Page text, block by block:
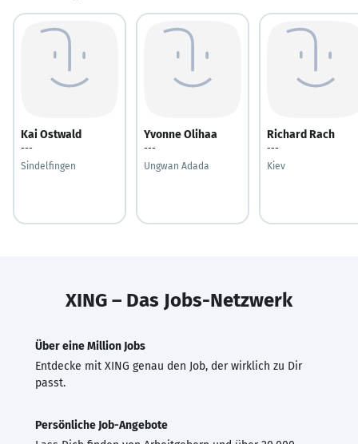
Kai Ostwald
---
Sindelfingen
Yvonne Olihaa
---
Ungwan Adada
Richard Rach
---
Kiev
XING – Das Jobs-Netzwerk
Über eine Million Jobs
Entdecke mit XING genau den Job, der wirklich zu Dir
passt.
Persönliche Job-Angebote